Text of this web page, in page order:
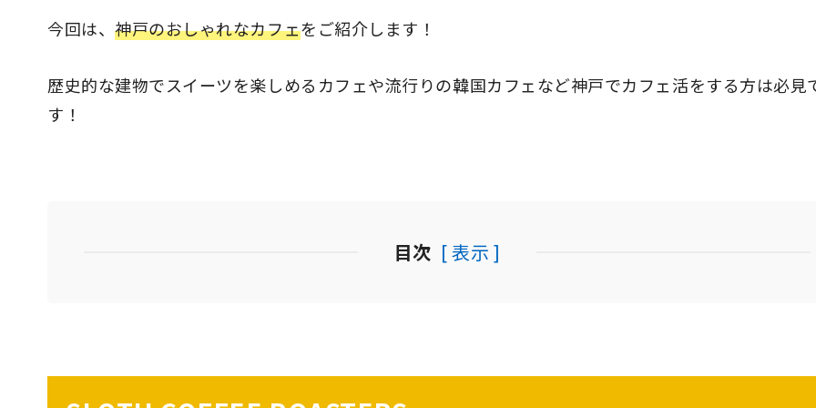
今回は、神戸のおしゃれなカフェをご紹介します！
歴史的な建物でスイーツを楽しめるカフェや流行りの韓国カフェなど神戸でカフェ活をする方は必見
す！
目次 [ 表示 ]